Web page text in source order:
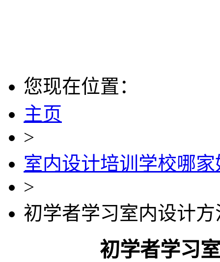
您现在位置：
主页
>
室内设计培训学校哪家
>
初学者学习室内设计
初学者学习